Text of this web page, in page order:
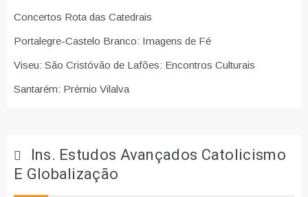
Concertos Rota das Catedrais
Portalegre-Castelo Branco: Imagens de Fé
Viseu: São Cristóvão de Lafões: Encontros Culturais
Santarém: Prémio Vilalva
Ins. Estudos Avançados Catolicismo
E Globalização